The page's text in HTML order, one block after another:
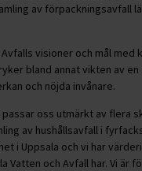
av förpackningsavfall
visioner och mål med
bland annat vikten av
och nöjda invånare.
oss utmärkt av flera
av hushållsavfall i
i Uppsala och vi har
Vatten och Avfall har. Vi är